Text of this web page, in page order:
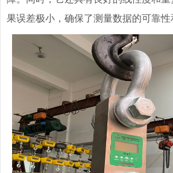
果误差极小，确保了测量数据的可靠性